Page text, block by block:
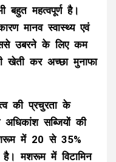
बहुत महत्वपूर्ण है।
मानव स्वास्थ्य एवं
उबरने के लिए कम
कर अच्छा मुनाफा
की प्रचुरता के
सब्जियों की
में 20 से 35%
है। मशरूम में विटामिन